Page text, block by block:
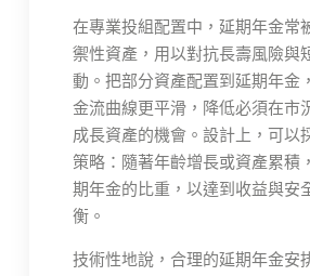
在專業投組配置中，延期年金常
禦性資產，用以對抗長壽風險與
動。把部分資產配置到延期年金
金流曲線更平滑，降低必須在市
成長資產的機會。設計上，可以
策略：隨著年齡增長或資產累積
期年金的比重，以達到收益與安
衡。
技術性地說，合理的延期年金安